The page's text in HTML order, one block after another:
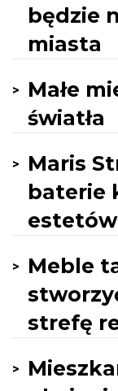
będzie
miasta
Małe
światła
Maris
baterie
estetów
Meble
strefę